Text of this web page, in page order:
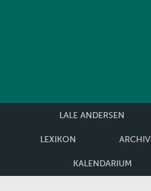
LALE ANDERSEN
LEXIKON ARCHIV
KALENDARIUM